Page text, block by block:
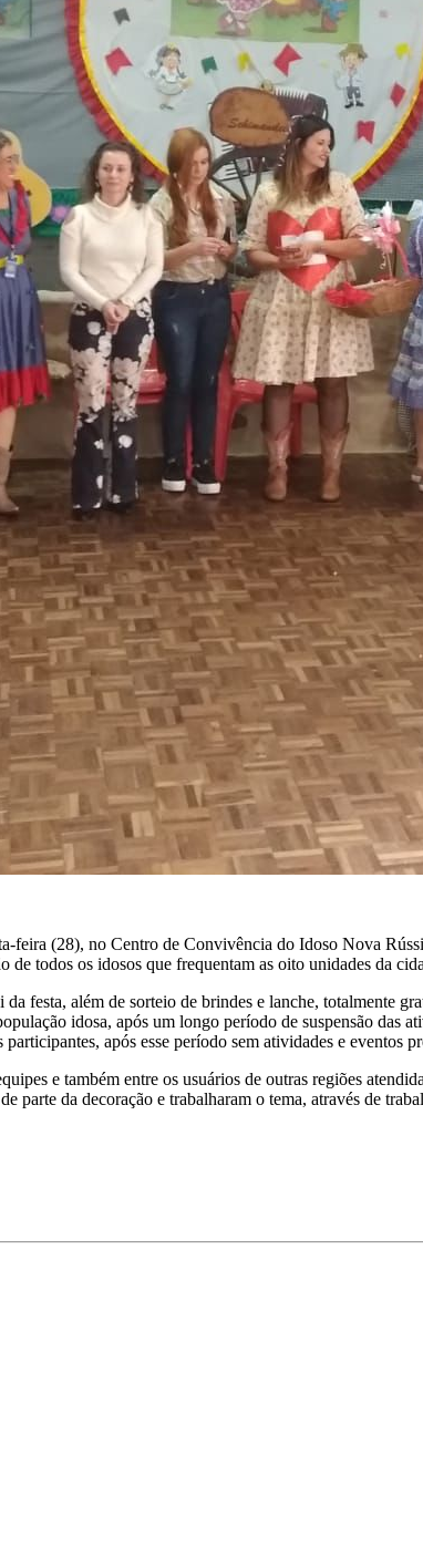
feira (28), no Centro de Convivência do Idoso Nova
todos os idosos que frequentam as oito unidades da
festa, além de sorteio de brindes e lanche, totalmente
idosa, após um longo período de suspensão das
após esse período sem atividades e eventos
e também entre os usuários de outras regiões
da decoração e trabalharam o tema, através de